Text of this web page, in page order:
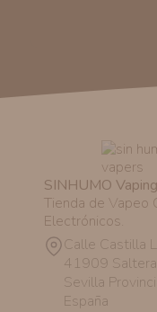
SINHUMO
Tienda de Vapeo
Electrónicos.
Calle Castilla
41909
Sevilla
España